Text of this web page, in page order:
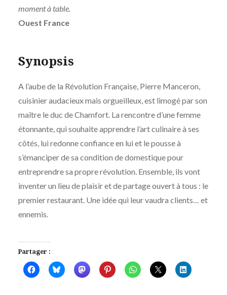
moment à table.
Ouest France
Synopsis
A l’aube de la Révolution Française, Pierre Manceron,
cuisinier audacieux mais orgueilleux, est limogé par son
maître le duc de Chamfort. La rencontre d’une femme
étonnante, qui souhaite apprendre l’art culinaire à ses
côtés, lui redonne confiance en lui et le pousse à
s’émanciper de sa condition de domestique pour
entreprendre sa propre révolution. Ensemble, ils vont
inventer un lieu de plaisir et de partage ouvert à tous : le
premier restaurant. Une idée qui leur vaudra clients… et
ennemis.
Partager :